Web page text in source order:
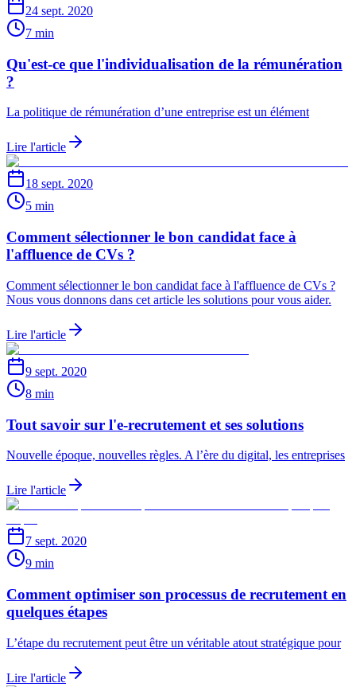
24 sept. 2020
7 min
Qu'est-ce que l'individualisation de la rémunération
?
La politique de rémunération d’une entreprise est un élément
Lire l'article
18 sept. 2020
5 min
Comment sélectionner le bon candidat face à
l'affluence de CVs ?
Comment sélectionner le bon candidat face à l'affluence de CVs ?
Nous vous donnons dans cet article les solutions pour vous aider.
Lire l'article
9 sept. 2020
8 min
Tout savoir sur l'e-recrutement et ses solutions
Nouvelle époque, nouvelles règles. A l’ère du digital, les entreprises
Lire l'article
7 sept. 2020
9 min
Comment optimiser son processus de recrutement en
quelques étapes
L’étape du recrutement peut être un véritable atout stratégique pour
Lire l'article